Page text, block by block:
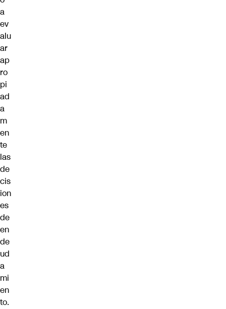
a
ev
alu
ar
ap
ro
pi
ad
a
m
en
te
las
de
cis
ion
es
de
en
de
ud
a
mi
en
to.